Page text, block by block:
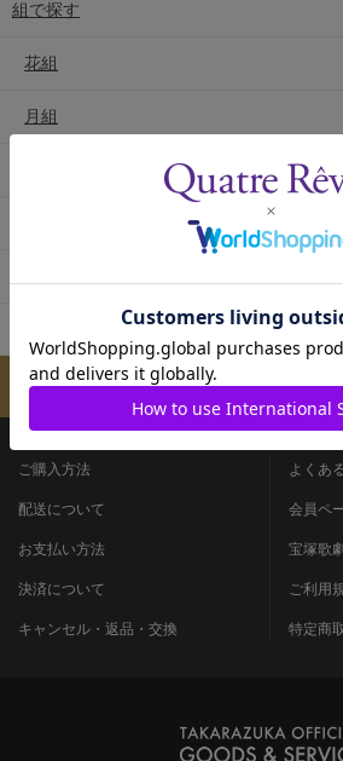
組で探す
花組
月組
メールマガジンのご
ご購入方法
配送について
お支払い方法
決済について
キャンセル・返品・交換
よくあ
会員ペ
宝塚歌
ご利用
特定商